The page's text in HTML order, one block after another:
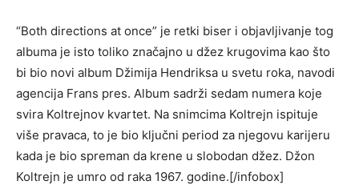
“Both directions at once” je retki biser i objavljivanje tog
albuma je isto toliko značajno u džez krugovima kao što
bi bio novi album Džimija Hendriksa u svetu roka, navodi
agencija Frans pres. Album sadrži sedam numera koje
svira Koltrejnov kvartet. Na snimcima Koltrejn ispituje
više pravaca, to je bio ključni period za njegovu karijeru
kada je bio spreman da krene u slobodan džez. Džon
Koltrejn je umro od raka 1967. godine.[/infobox]